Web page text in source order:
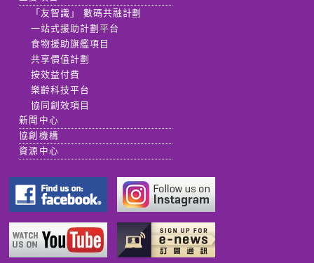
「友智識」 數碼共融計劃
一站式援助計劃平台
食物援助旗艦項目
共享價值計劃
按效益付費
樂齡科技平台
協同創效項目
新聞中心
協創機構
資源中心